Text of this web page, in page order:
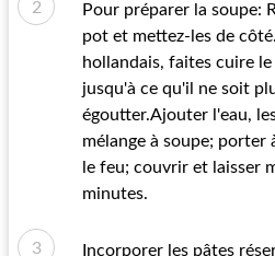
Pour préparer la soupe:
pot et mettez-les de
hollandais, faites cuire
jusqu'à ce qu'il ne soit
égoutter.Ajouter l'eau,
mélange à soupe; porter
le feu; couvrir et laisser
minutes.
Incorporer les pâtes